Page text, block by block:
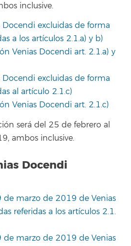
inclusive.
Docendi excluidas de forma
a los artículos 2.1.a) y b)
Venias Docendi art. 2.1.a) y
Docendi excluidas de forma
al artículo 2.1.c)
Venias Docendi art. 2.1.c)
será del 25 de febrero al
ambos inclusive.
Docendi
de marzo de 2019 de Venias
referidas a los artículos 2.1.
de marzo de 2019 de Venias